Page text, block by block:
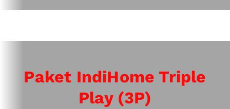
Paket IndiHome Triple
Play (3P)